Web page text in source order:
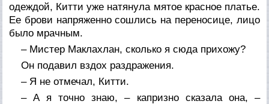
одеждой, Китти уже натянула мятое красное платье.
Ее брови напряженно сошлись на переносице, лицо
было мрачным.
– Мистер Маклахлан, сколько я сюда прихожу?
Он подавил вздох раздражения.
– Я не отмечал, Китти.
– А я точно знаю, – капризно сказала она, –